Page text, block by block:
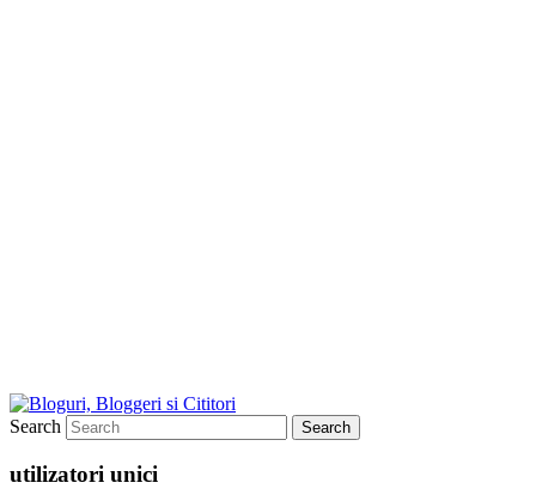
Search
utilizatori unici